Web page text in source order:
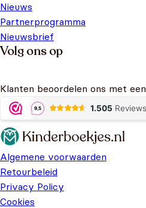
Nieuws
Partnerprogramma
Nieuwsbrief
Volg ons op
Klanten beoordelen ons met een
Algemene voorwaarden
Retourbeleid
Privacy Policy
Cookies